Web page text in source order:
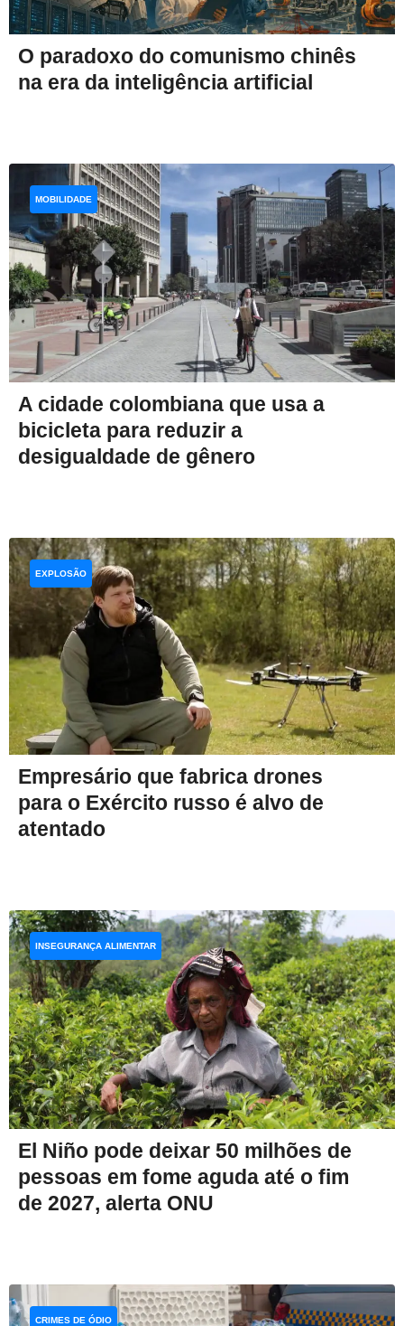
O paradoxo do comunismo chinês
na era da inteligência artificial
A cidade colombiana que usa a
bicicleta para reduzir a
desigualdade de gênero
MOBILIDADE
Empresário que fabrica drones
para o Exército russo é alvo de
atentado
EXPLOSÃO
El Niño pode deixar 50 milhões de
pessoas em fome aguda até o fim
de 2027, alerta ONU
INSEGURANÇA ALIMENTAR
CRIMES DE ÓDIO